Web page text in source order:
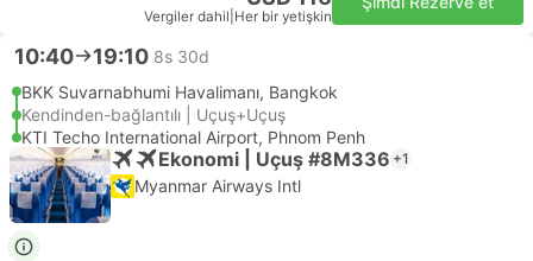
Vergiler dahil Her bir yetişkin
10:40 19:10 8s 30d
BKK Suvarnabhumi Havalimanı, Bangkok
Kendinden-bağlantılı | Uçuş+Uçuş
KTI Techo International Airport, Phnom Penh
Ekonomi | Uçuş #8M336 +1
Myanmar Airways Intl